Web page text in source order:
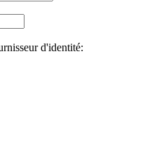
d'identité: